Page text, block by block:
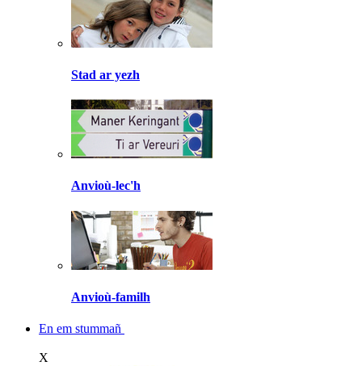
Stad ar yezh
Anvioù-lec'h
Anvioù-familh
En em stummañ
X